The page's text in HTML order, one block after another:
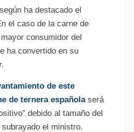
ha destacado el
el caso de la carne de
consumidor del
ha convertido en su
de este
de ternera españolaserá
debido al tamaño del
el ministro.